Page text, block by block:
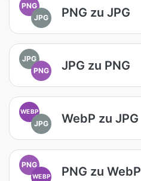
PNG
JPG
PNG zu JPG
JPG
PNG
JPG zu PNG
WEBP
JPG WebP zu JPG
PNG
WEBP PNG zu WebP